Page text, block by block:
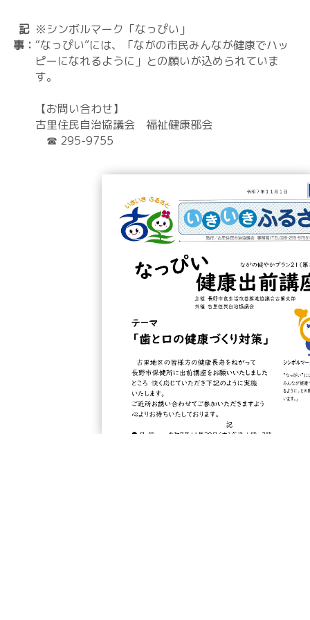
記
事：
※シンボルマーク「なっぴい」
“なっぴい”には、「ながの市民みんなが健康でハッ
ピーになれるように」との願いが込められていま
す。
【お問い合わせ】
古里住民自治協議会 福祉健康部会
☎ 295-9755